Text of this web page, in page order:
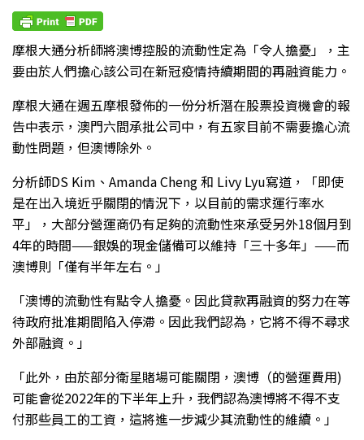
摩根大通分析師將澳博控股的流動性定為「令人擔憂」，主
要由於人們擔心該公司在新冠疫情持續期間的再融資能力。
摩根大通在週五摩根發佈的一份分析潛在股票投資機會的報
告中表示，澳門六間承批公司中，有五家目前不需要擔心流
動性問題，但澳博除外。
分析師DS Kim、Amanda Cheng 和 Livy Lyu寫道，「即使
是在出入境近乎關閉的情況下，以目前的需求運行率水
平」，大部分營運商仍有足夠的流動性來承受另外18個月到
4年的時間——銀娛的現金儲備可以維持「三十多年」——而
澳博則「僅有半年左右。」
「澳博的流動性有點令人擔憂。因此貸款再融資的努力在等
待政府批准期間陷入停滯。因此我們認為，它將不得不尋求
外部融資。」
「此外，由於部分衛星賭場可能關閉，澳博（的營運費用)
可能會從2022年的下半年上升，我們認為澳博將不得不支
付那些員工的工資，這將進一步減少其流動性的維續。」